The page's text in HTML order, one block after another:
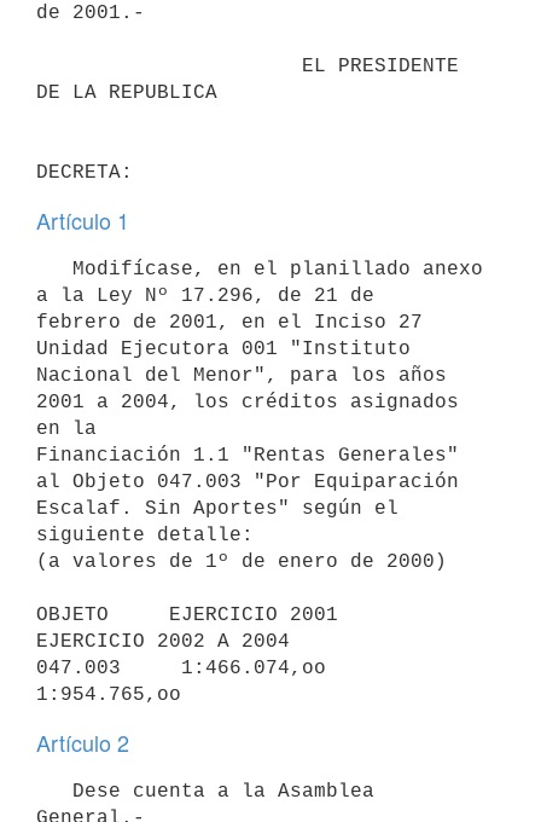
de 2001.-
DE LA REPUBLICA
Artículo 1
a la Ley Nº 17.296, de 21 de
febrero de 2001, en el Inciso 27
Unidad Ejecutora 001 "Instituto
Nacional del Menor", para los años
2001 a 2004, los créditos asignados
en la
Financiación 1.1 "Rentas Generales"
al Objeto 047.003 "Por Equiparación
Escalaf. Sin Aportes" según el
siguiente detalle:
(a valores de 1º de enero de 2000)
OBJETO     EJERCICIO 2001
EJERCICIO 2002 A 2004
047.003     1:466.074,oo
Artículo 2